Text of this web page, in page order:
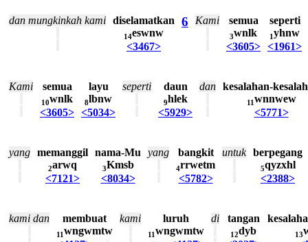
dan mungkinkah kami diselamatkan
14eswnw
<3467>
6 Kami semua
3wnlk
<3605>
seperti
1yhnw
<1961>
Kami semua
10wnlk
<3605>
layu
8lbnw
<5034>
seperti daun
9hlek
<5929>
dan kesalahan-
11wnnwew
<5771>
yang memanggil
2arwq
<7121>
nama-Mu
3Kmsb
<8034>
yang bangkit
4rrwetm
<5782>
untuk berpegang
5qyzxhl
<2388>
kami dan membuat
11wngwmtw
kami luruh
11wngwmtw
di tangan
12dyb
13